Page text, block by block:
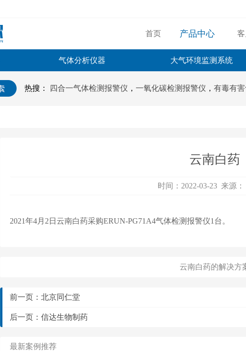
首页 产品中心
气体分析仪器 大气环境监测系统
热搜： 四合一气体检测报警仪 ， 一氧化碳检测报警仪 ， 有毒有
云南白药
时间：2022-03-23 来源
2021年4月2日云南白药采购ERUN-PG71A4气体检测报警仪1台。
云南白药的解决方
前一页： 北京同仁堂
后一页： 信达生物制药
最新案例推荐